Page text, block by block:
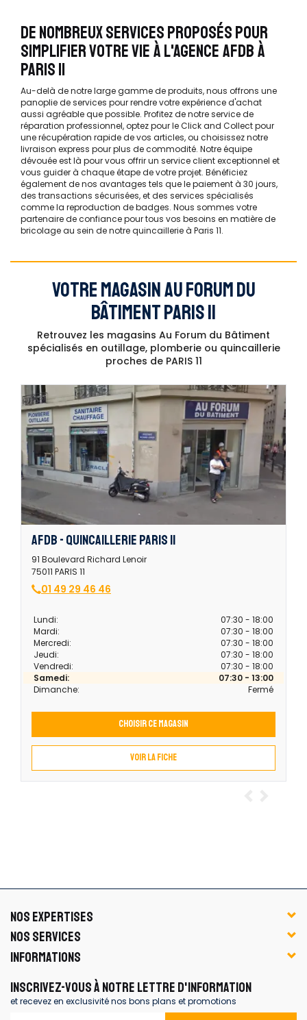
DE NOMBREUX SERVICES PROPOSÉS POUR
SIMPLIFIER VOTRE VIE À L'AGENCE AFDB À
PARIS 11
Au-delà de notre large gamme de produits, nous offrons une
panoplie de services pour rendre votre expérience d'achat
aussi agréable que possible. Profitez de notre service de
réparation professionnel, optez pour le Click and Collect pour
une récupération rapide de vos articles, ou choisissez notre
livraison express pour plus de commodité. Notre équipe
dévouée est là pour vous offrir un service client exceptionnel et
vous guider à chaque étape de votre projet. Bénéficiez
également de nos avantages tels que le paiement à 30 jours,
des transactions sécurisées, et des services spécialisés
comme la reproduction de badges. Nous sommes votre
partenaire de confiance pour tous vos besoins en matière de
bricolage au sein de notre quincaillerie à Paris 11.
VOTRE MAGASIN AU FORUM DU
BÂTIMENT PARIS 11
Retrouvez les magasins Au Forum du Bâtiment
spécialisés en outillage, plomberie ou quincaillerie
proches de PARIS 11
AFDB - QUINCAILLERIE PARIS 11
91 Boulevard Richard Lenoir
75011 PARIS 11
01 49 29 46 46
Lundi:
07:30 - 18:00
Mardi:
07:30 - 18:00
Mercredi:
07:30 - 18:00
Jeudi:
07:30 - 18:00
Vendredi:
07:30 - 18:00
Samedi:
07:30 - 13:00
Dimanche:
Fermé
Choisir ce magasin
Voir la fiche
NOS EXPERTISES
NOS SERVICES
INFORMATIONS
INSCRIVEZ-VOUS À NOTRE LETTRE D'INFORMATION
et recevez en exclusivité nos bons plans et promotions